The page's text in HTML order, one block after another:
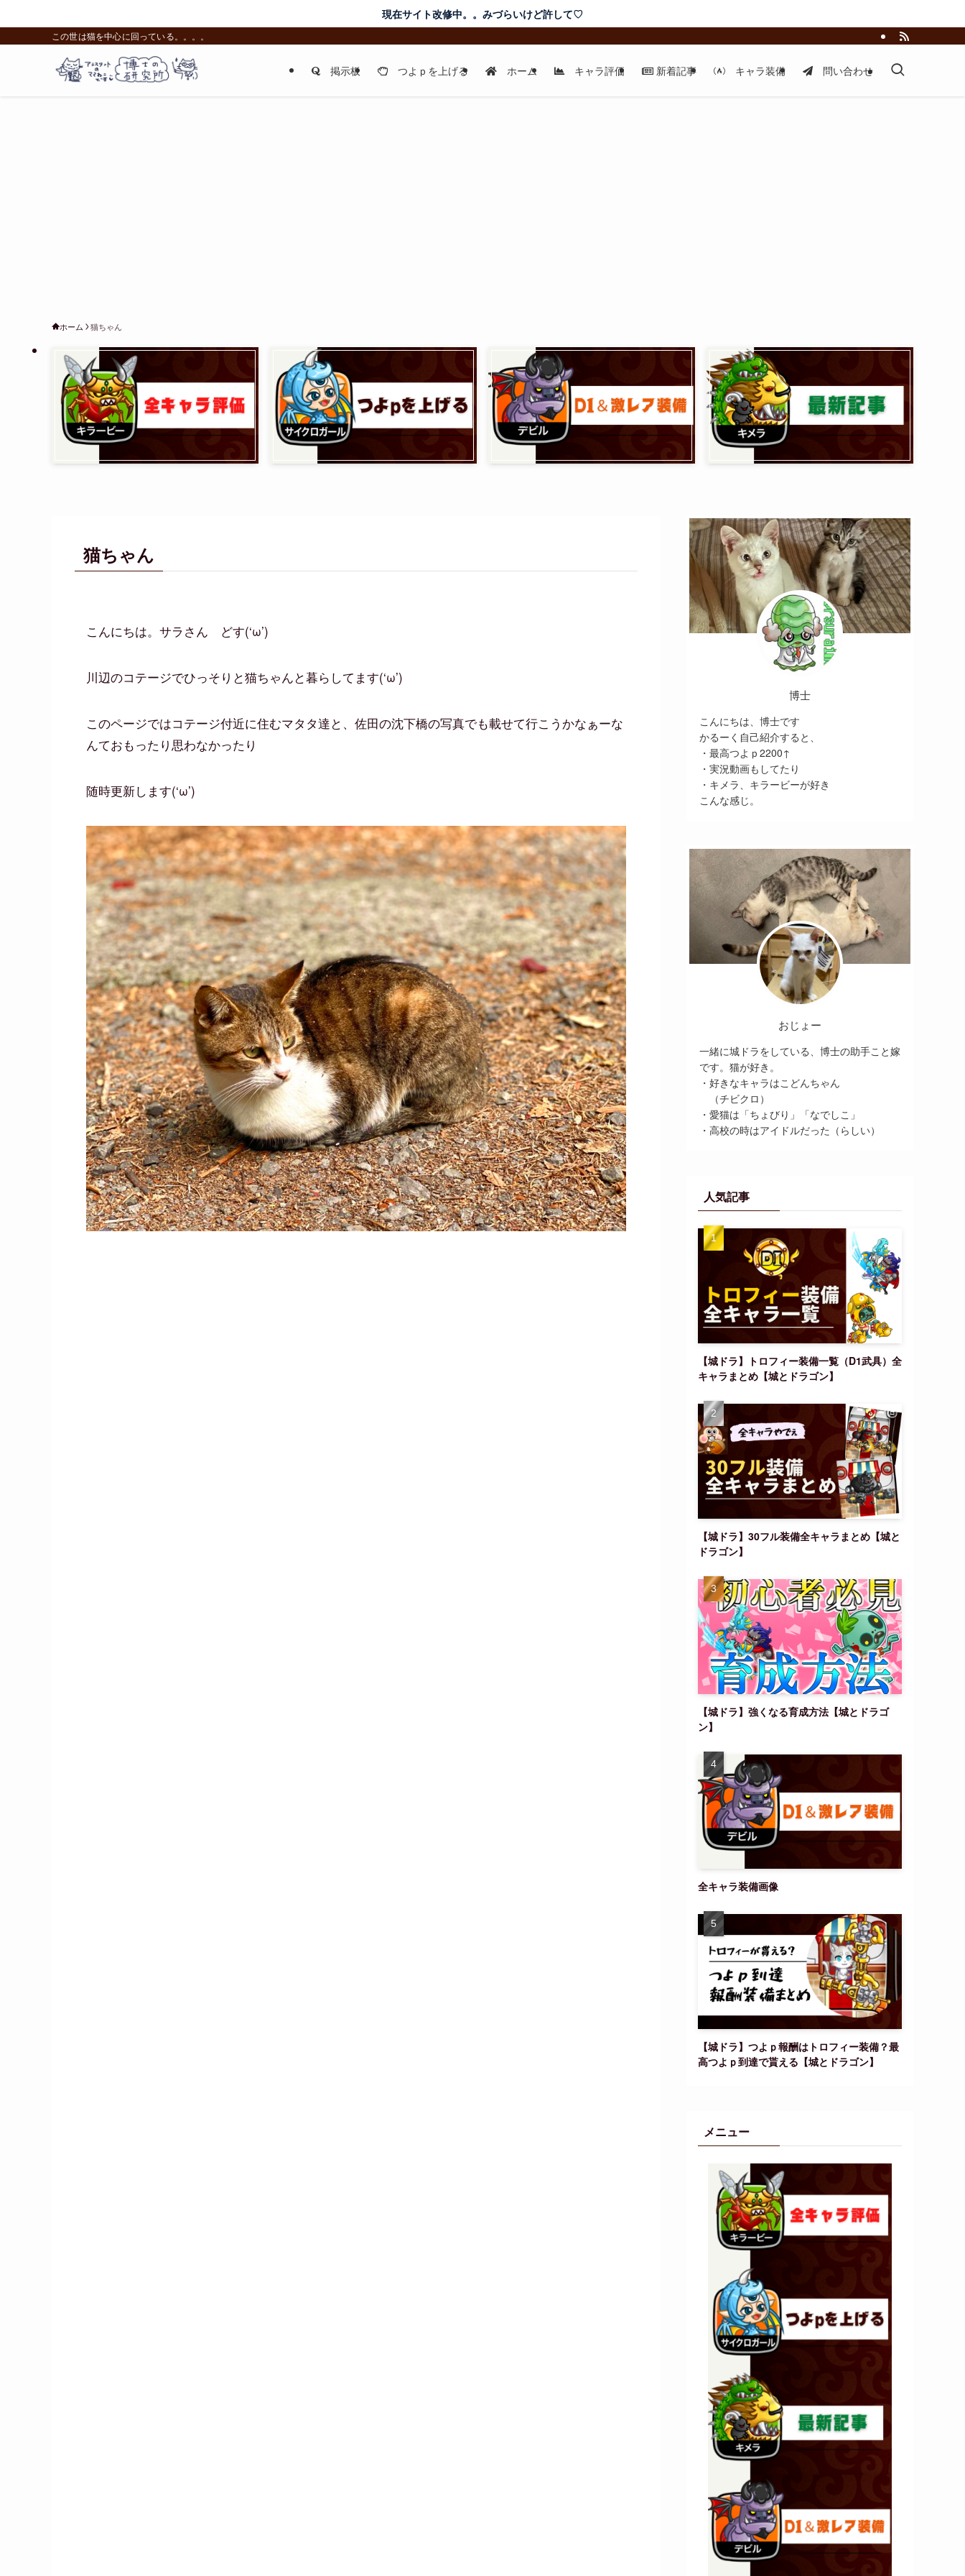
現在サイト改修中。。みづらいけど許して♡
この世は猫を中心に回っている。。。。
掲示板 つよｐを上げる ホーム キャラ評価 新着記事 キャラ装備 問い合わせ
ホーム 猫ちゃん
猫ちゃん
こんにちは。サラさん どす(‘ω’)
川辺のコテージでひっそりと猫ちゃんと暮らしてます(‘ω’)
このページではコテージ付近に住むマタタ達と、佐田の沈下橋の写真でも載せて行こうかなぁーな
んておもったり思わなかったり
随時更新します(‘ω’)
博士
こんにちは、博士です
かるーく自己紹介すると、
・最高つよｐ2200↑
・実況動画もしてたり
・キメラ、キラービーが好き
こんな感じ。
おじょー
一緒に城ドラをしている、博士の助手こと嫁
です。猫が好き。
・好きなキャラはこどんちゃん
（チビクロ）
・愛猫は「ちょびり」「なでしこ」
・高校の時はアイドルだった（らしい）
人気記事
【城ドラ】トロフィー装備一覧（D1武具）全
キャラまとめ【城とドラゴン】
【城ドラ】30フル装備全キャラまとめ【城と
ドラゴン】
【城ドラ】強くなる育成方法【城とドラゴ
ン】
全キャラ装備画像
【城ドラ】つよｐ報酬はトロフィー装備？最
高つよｐ到達で貰える【城とドラゴン】
メニュー